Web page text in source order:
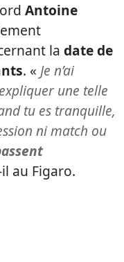
Antoine
la date de
. « Je n’ai
une telle
tu es tranquille,
ni match ou
au Figaro.